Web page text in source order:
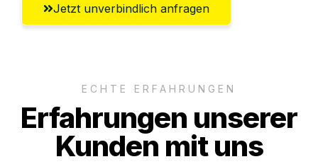
Jetzt unverbindlich anfragen
ECHTE ERFAHRUNGEN
Erfahrungen unserer
Kunden mit uns